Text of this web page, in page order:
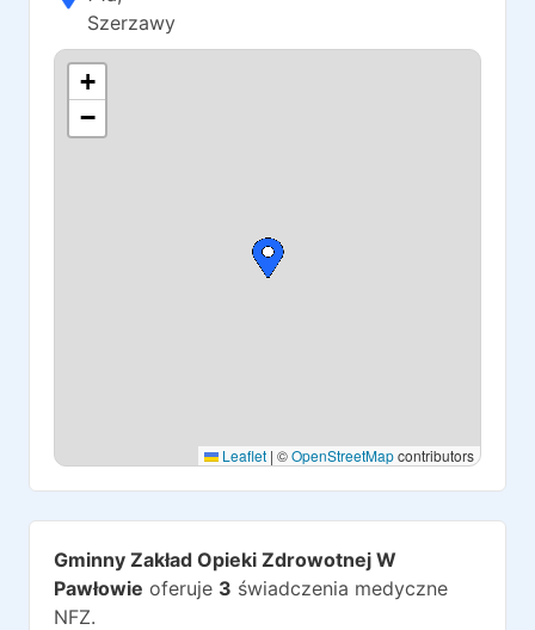
Szerzawy
+
−
Leaflet | ©OpenStreetMapcontributors
Gminny Zakład Opieki Zdrowotnej W
Pawłowie oferuje 3 świadczenia medyczne
NFZ.